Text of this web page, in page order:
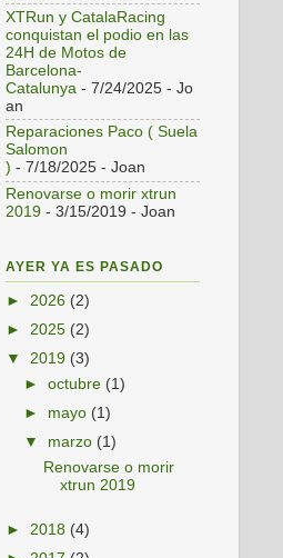
XTRun y CatalaRacing
conquistan el podio en las
24H de Motos de
Barcelona-
Catalunya - 7/24/2025 - Jo
an
Reparaciones Paco ( Suela
Salomon
) - 7/18/2025 - Joan
Renovarse o morir xtrun
2019 - 3/15/2019 - Joan
AYER YA ES PASADO
► 2026 (2)
► 2025 (2)
▼ 2019 (3)
►octubre (1)
► mayo (1)
▼ marzo (1)
Renovarse o morir
xtrun 2019
► 2018 (4)